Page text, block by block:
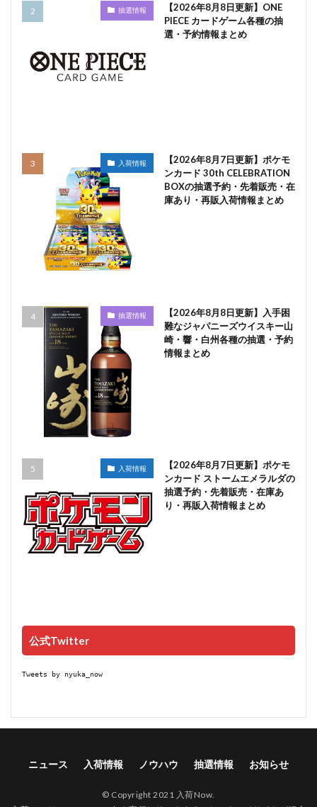
抽選情報
【2026年8月8日更新】ONE
PIECE カードゲーム各種の抽
選・予約情報まとめ
入荷情報
【2026年8月7日更新】ポケモ
ンカード 30th CELEBRATION
BOXの抽選予約・先着販売・在
庫あり・再販入荷情報まとめ
抽選情報
【2026年8月8日更新】入手困
難なジャパニーズウイスキー山
崎・響・白州各種の抽選・予約
情報まとめ
入荷情報
【2026年8月7日更新】ポケモ
ンカード ストームエメラルダの
抽選予約・先着販売・在庫あ
り・再販入荷情報まとめ
公式Twitter
Tweets by nyuka_now
ニュース 入荷情報 ノウハウ 抽選情報 お知らせ
© Copyright 2021 入荷Now.